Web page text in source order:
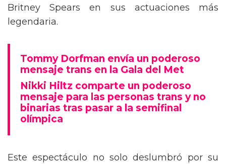
Britney Spears en sus actuaciones más
legendaria.
Tommy Dorfman envía un poderoso
mensaje trans en la Gala del Met
Nikki Hiltz comparte un poderoso
mensaje para las personas trans y no
binarias tras pasar a la semifinal
olímpica
Este espectáculo no solo deslumbró por su